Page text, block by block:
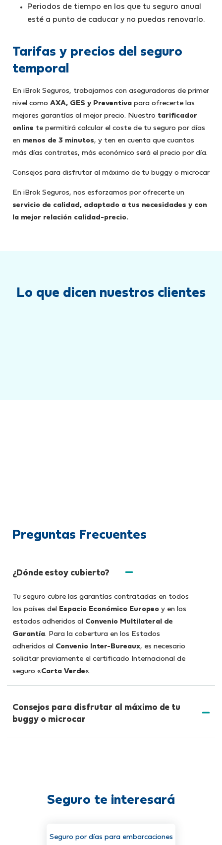
Periodos de tiempo en los que tu seguro anual
esté a punto de caducar y no puedas renovarlo.
Tarifas y precios del seguro
temporal
En iBrok Seguros, trabajamos con aseguradoras de primer
nivel como AXA, GES y Preventiva para ofrecerte las
mejores garantías al mejor precio. Nuestro tarificador
online te permitirá calcular el coste de tu seguro por días
en menos de 3 minutos, y ten en cuenta que cuantos
más días contrates, más económico será el precio por día.
Consejos para disfrutar al máximo de tu buggy o microcar
En iBrok Seguros, nos esforzamos por ofrecerte un
servicio de calidad, adaptado a tus necesidades y con
la mejor relación calidad-precio.
Lo que dicen nuestros clientes
Preguntas Frecuentes
¿Dónde estoy cubierto?
Tu seguro cubre las garantías contratadas en todos
los países del
Espacio Económico Europeo y en los
estados adheridos al Convenio Multilateral de
Garantía. Para la cobertura en los Estados
adheridos al Convenio Inter-Bureaux, es necesario
solicitar previamente el certificado Internacional de
seguro «Carta Verde«.
Consejos para disfrutar al máximo de tu
buggy o microcar
Seguro te interesará
Seguro por días para embarcaciones